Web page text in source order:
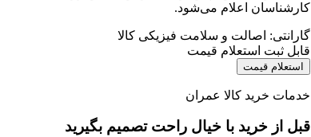
کارشناسان اعلام می‌شود.
گارانتی: اصالت و سلامت فیزیکی کالا
قابل ثبت استعلام قیمت
استعلام قیمت
خدمات خرید کالا عمران
قبل از خرید با خیال راحت تصمیم بگیرید